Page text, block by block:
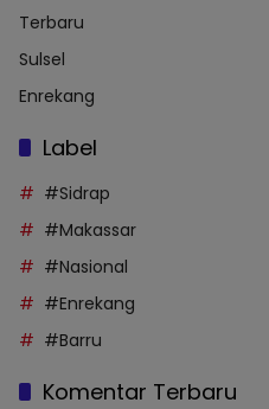
Terbaru
Sulsel
Enrekang
Label
#Sidrap
#Makassar
#Nasional
#Enrekang
#Barru
Komentar Terbaru